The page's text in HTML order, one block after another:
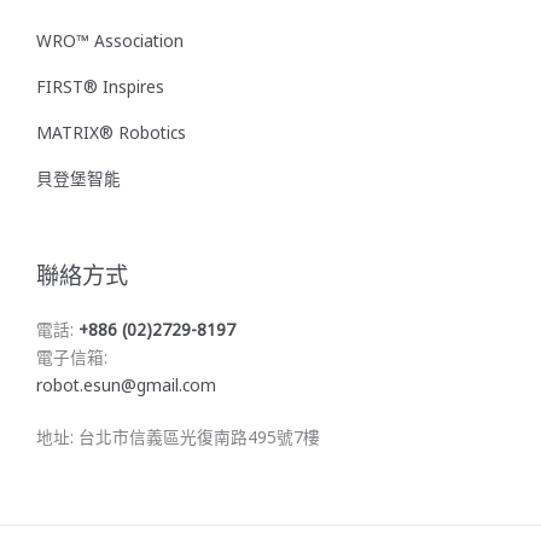
WRO™ Association
FIRST® Inspires
MATRIX® Robotics
貝登堡智能
聯絡方式
電話: +886 (02)2729-8197
電子信箱:
robot.esun@gmail.com
地址: 台北市信義區光復南路495號7樓